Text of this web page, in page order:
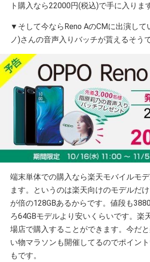
ト購入なら22000円(税込)で手に入りま
▼そして今ならReno AのCMに出演して
ノ)さんの音声入りバッチが貰えるそう
端末単体での購入なら楽天モバイルモ
ます。というのは楽天向けのモデルだ
が倍の128GBあるからです。値段も
ろ64GBモデルより安いくらいです。楽
場店で購入することができます。今だ
い物マラソンも開催してるのでポイン
もです。